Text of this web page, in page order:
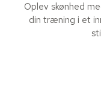
Oplev skønhed
din træning i et